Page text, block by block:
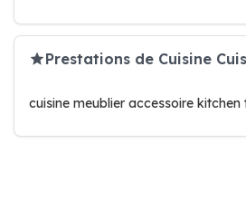
Prestations de Cuisine
cuisine meublier accessoire